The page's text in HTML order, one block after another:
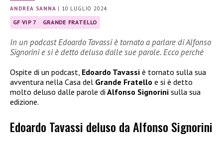
ANDREA SANNA | 10 LUGLIO 2024
GF VIP 7 GRANDE FRATELLO
In un podcast Edoardo Tavassi è tornato a parlare di Alfonso
Signorini e si è detto deluso dalle sue parole. Ecco perché
Ospite di un podcast, Edoardo Tavassi è tornato sulla sua
avventura nella Casa del Grande Fratello e si è detto
molto deluso dalle parole di Alfonso Signorini sulla sua
edizione.
Edoardo Tavassi deluso da Alfonso Signorini